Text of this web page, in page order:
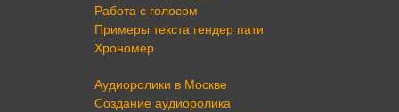
Работа с голосом
Примеры текста гендер пати
Хрономер
Аудиоролики в Москве
Создание аудиоролика